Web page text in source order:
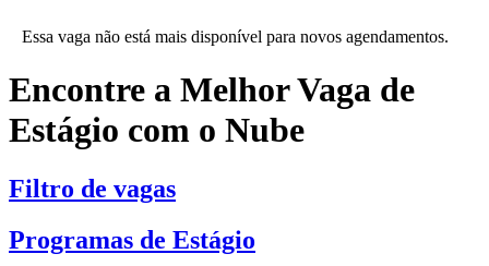
Essa vaga não está mais disponível para novos agendamentos.
Encontre a Melhor Vaga de
Estágio com o Nube
Filtro de vagas
Programas de Estágio